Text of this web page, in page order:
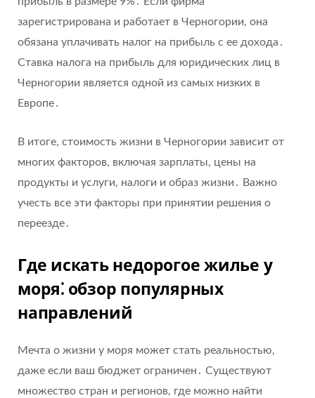
зарегистрирована и работает в Черногории, она
обязана уплачивать налог на прибыль с ее дохода․
Ставка налога на прибыль для юридических лиц в
Черногории является одной из самых низких в
Европе․
В итоге, стоимость жизни в Черногории зависит от
многих факторов, включая зарплаты, цены на
продукты и услуги, налоги и образ жизни․ Важно
учесть все эти факторы при принятии решения о
переезде․
Где искать недорогое жилье у
моря⁚ обзор популярных
направлений
Мечта о жизни у моря может стать реальностью,
даже если ваш бюджет ограничен․ Существуют
множество стран и регионов, где можно найти